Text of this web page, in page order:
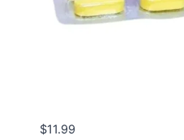
$11.99